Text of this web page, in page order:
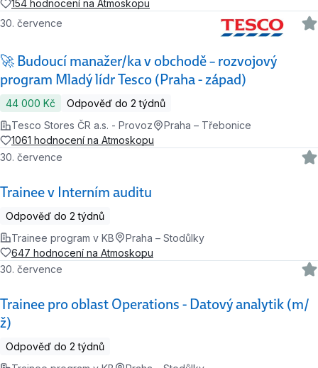
154 hodnocení na Atmoskopu
🚀 Budoucí manažer/ka v obchodě – rozvojový
program Mladý lídr Tesco (Praha - západ)
30. července
44 000 Kč
Odpověď do 2 týdnů
Tesco Stores ČR a.s. - Provoz
Praha – Třebonice
1061 hodnocení na Atmoskopu
Trainee v Interním auditu
30. července
Odpověď do 2 týdnů
Trainee program v KB
Praha – Stodůlky
647 hodnocení na Atmoskopu
Trainee pro oblast Operations - Datový analytik (m/
ž)
30. července
Odpověď do 2 týdnů